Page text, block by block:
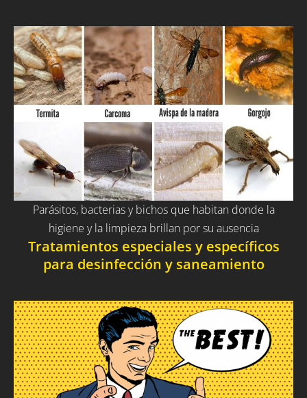
Parásitos, bacterias y bichos que habitan donde la
higiene y la limpieza brillan por su ausencia
Tratamientos especiales y específicos
para desinfección y saneamiento